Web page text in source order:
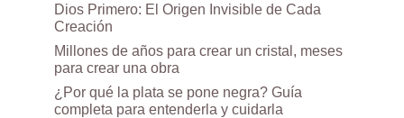
Dios Primero: El Origen Invisible de Cada
Creación
Millones de años para crear un cristal, meses
para crear una obra
¿Por qué la plata se pone negra? Guía
completa para entenderla y cuidarla